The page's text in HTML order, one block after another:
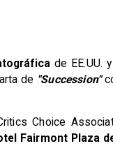
de EE.UU.
de "Succession"
Choice
Fairmont Plaza